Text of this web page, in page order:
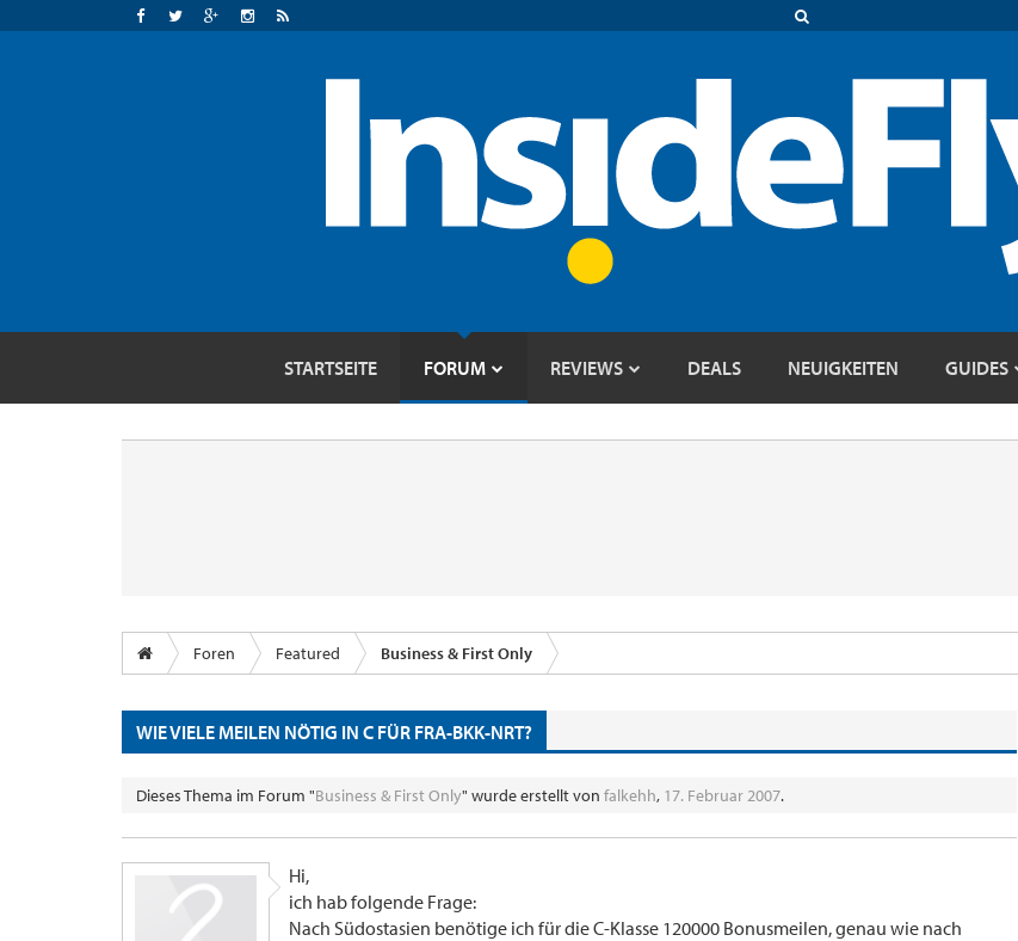
STARTSEITE FORUM REVIEWS DEALS NEUIGKEITEN GUIDES
Foren Featured Business & First Only
WIE VIELE MEILEN NÖTIG IN C FÜR FRA-BKK-NRT?
Dieses Thema im Forum "Business & First Only" wurde erstellt von falkehh, 17. Februar 2007.
Hi,
ich hab folgende Frage:
Nach Südostasien benötige ich für die C-Klasse 120000 Bonusmeilen, genau wie nach